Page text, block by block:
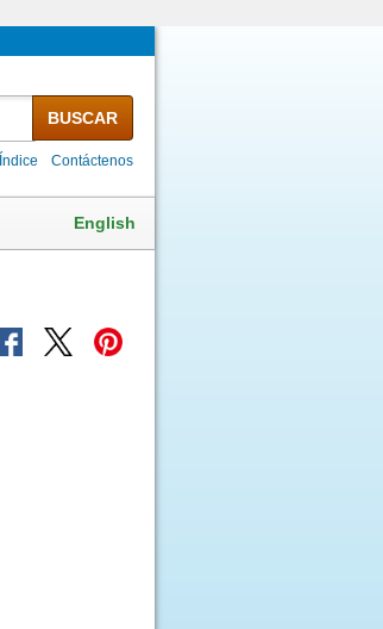
BUSCAR
Índice Contáctenos
English